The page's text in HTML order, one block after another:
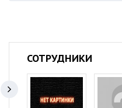
СОТРУДНИКИ